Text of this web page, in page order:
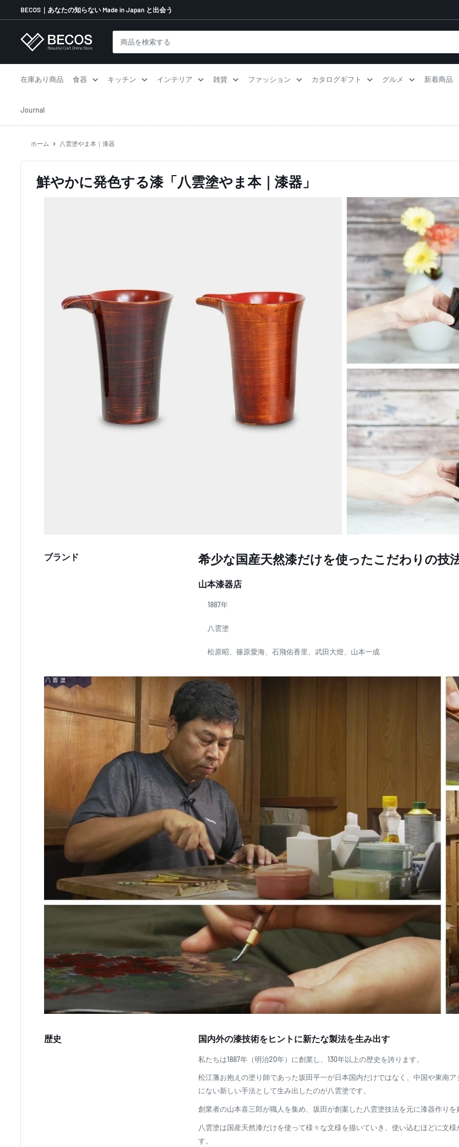
ン
プ
BECOS｜あなたの知らない Made in Japan と出会う
伝
工
芸
な
在庫あり商品 食器 キッチン インテリア 雑貨 ファッション カタログギフト グルメ 新着商品
Journal
ホーム 八雲塗やま本｜漆器
鮮やかに発色する漆「八雲塗やま本｜漆器」
ブランド 希少な国産天然漆だけを使ったこだわりの技
山本漆器店
1887年
八雲塗
松原昭、篠原愛海、石飛佑香里、武田大燈、山本一成
歴史 国内外の漆技術をヒントに新たな製法を生み出す
私たちは1887年（明治20年）に創業し、130年以上の歴史を誇ります。
松江藩お抱えの塗り師であった坂田平一が日本国内だけではなく、中国や東南
にない新しい手法として生み出したのが八雲塗です。
創業者の山本喜三郎が職人を集め、坂田が創案した八雲塗技法を元に漆器作りを
八雲塗は国産天然漆だけを使って様々な文様を描いていき、使い込むほどに文
す。